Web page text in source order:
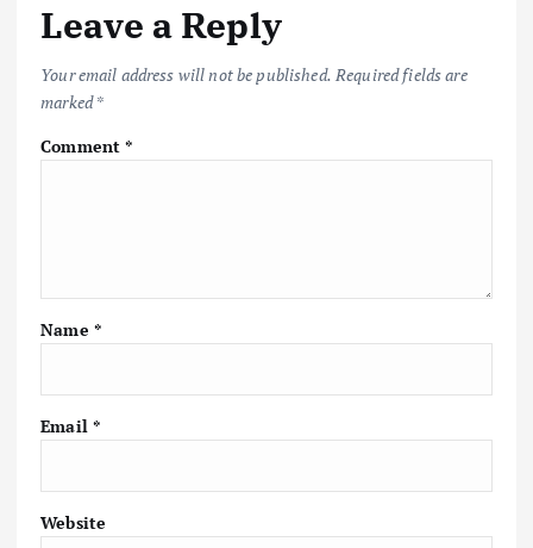
Leave a Reply
Your email address will not be published. Required fields are
marked*
Comment*
Name *
Email *
Website